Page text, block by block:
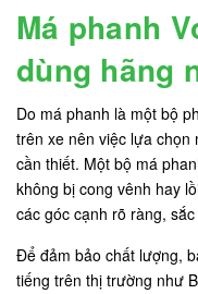
Má phanh
dùng hãng
Do má phanh là một bộ
trên xe nên việc lựa chọn
cần thiết. Một bộ má
không bị cong vênh hay
các góc cạnh rõ ràng,
Để đảm bảo chất lượng,
tiếng trên thị trường như